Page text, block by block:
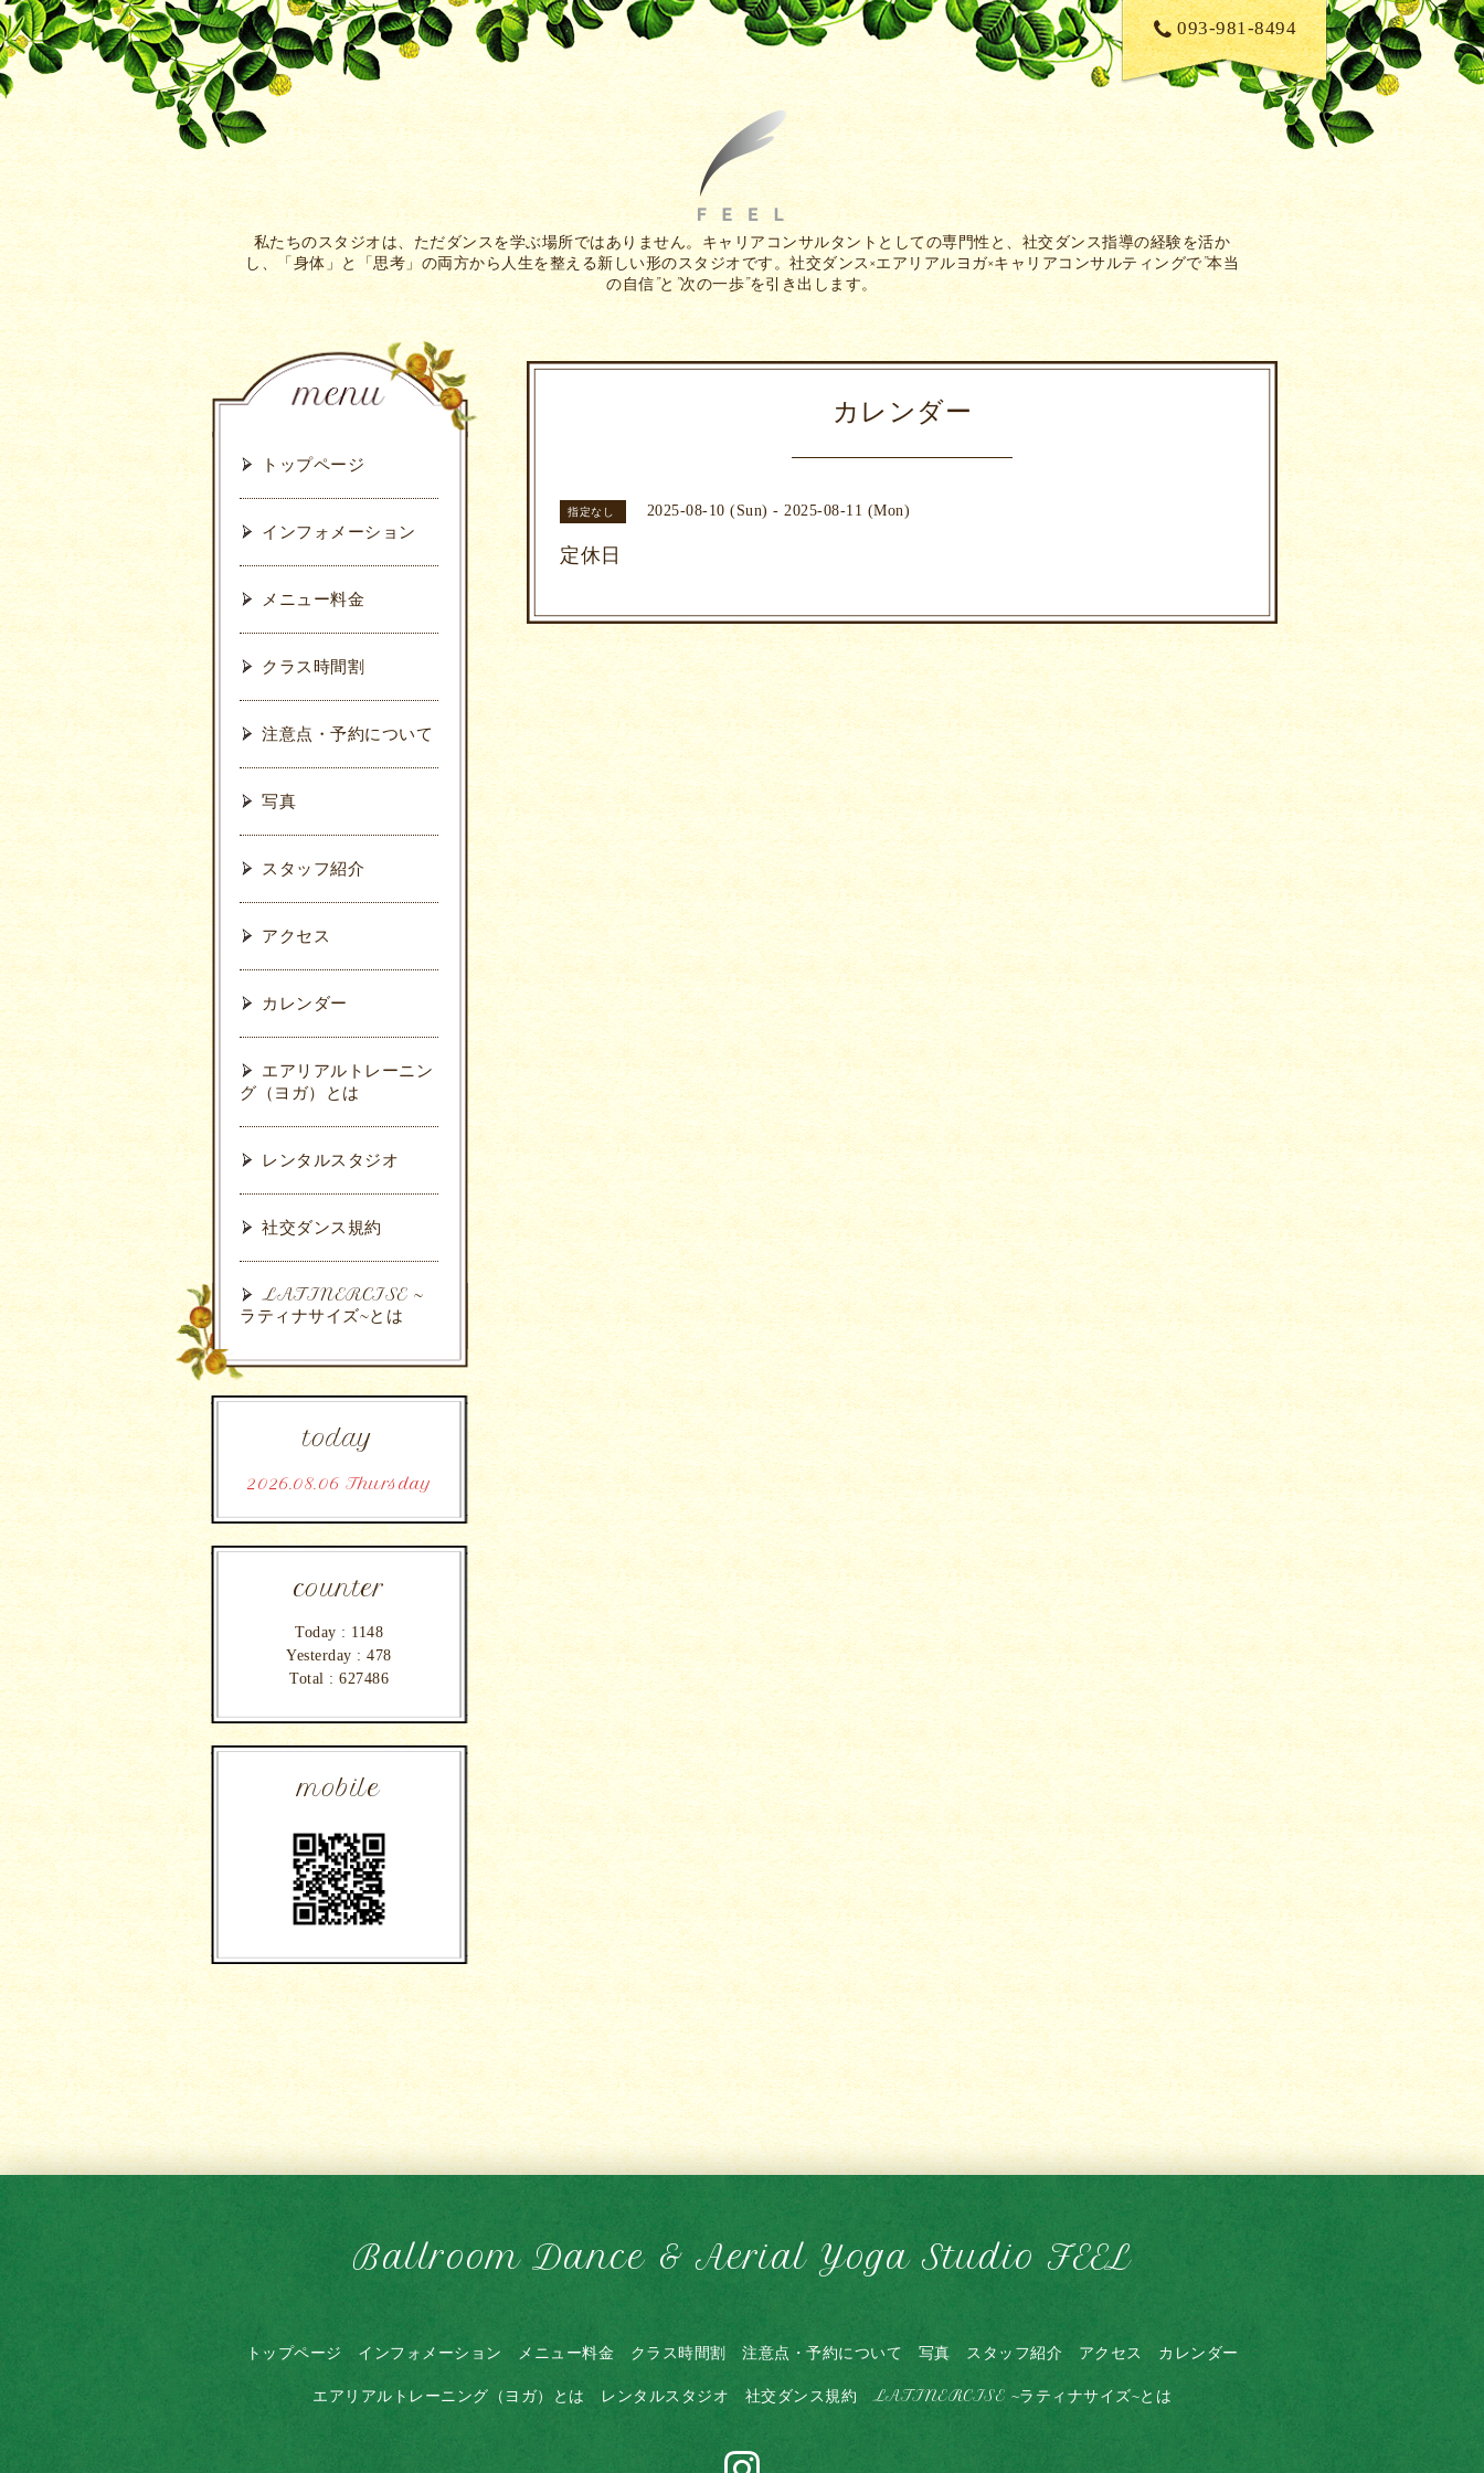
093-981-8494
私たちのスタジオは、ただダンスを学ぶ場所ではありません。キャリアコンサルタントとしての専門性と、社交ダンス指導の経験を活か
し、「身体」と「思考」の両方から人生を整える新しい形のスタジオです。社交ダンス×エアリアルヨガ×キャリアコンサルティングで”本当
の自信”と”次の一歩”を引き出します。
カレンダー
指定なし 2025-08-10 (Sun) - 2025-08-11 (Mon)
定休日
トップページ
インフォメーション
メニュー料金
クラス時間割
注意点・予約について
写真
スタッフ紹介
アクセス
カレンダー
エアリアルトレーニン
グ（ヨガ）とは
レンタルスタジオ
社交ダンス規約
LATINERCISE ~
ラティナサイズ~とは
today
2026.08.06 Thursday
counter
Today : 1148
Yesterday :478
Total : 627486
mobile
Ballroom Dance & Aerial Yoga Studio FEEL
トップページ インフォメーション メニュー料金 クラス時間割 注意点・予約について 写真 スタッフ紹介 アクセス カレンダー
エアリアルトレーニング（ヨガ）とは レンタルスタジオ 社交ダンス規約 LATINERCISE ~ラティナサイズ~とは